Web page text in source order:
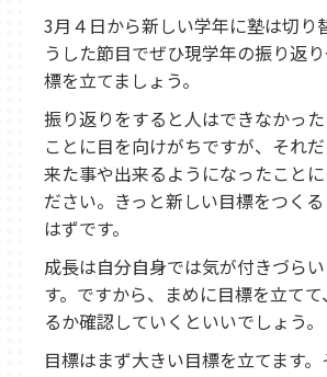
教室紹介
飯能教室
入間教室
東松山教室
育宝進学塾について
講師紹介
生徒保護者の
入塾の流れ
各種検定試
よくある質問
採用情報
3月４日から新しい学年に塾は切り
うした節目でぜひ現学年の振り返
標を立てましょう。
振り返りをすると人はできなかっ
ことに目を向けがちですが、それ
来た事や出来るようになったこと
ださい。きっと新しい目標をつく
はずです。
成長は自分自身では気が付きづら
す。ですから、まめに目標を立て
るか確認していくといいでしょう。
目標はまず大きい目標を立てます